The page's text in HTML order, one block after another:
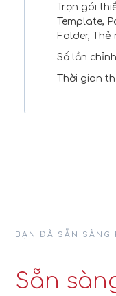
Trọn gói
Template,
Folder, Thẻ
Số lần
Thời gian
BẠN ĐÃ SẴN SÀNG
Sẵn